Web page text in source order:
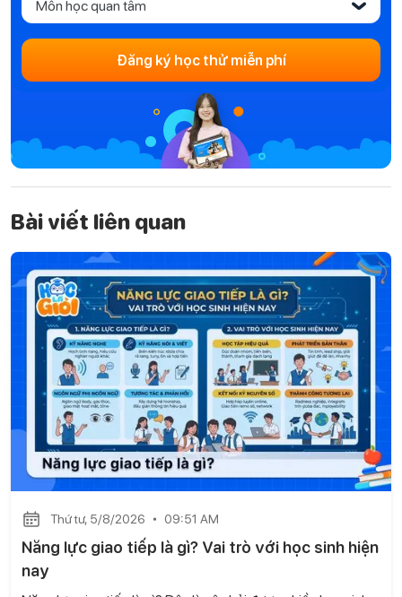
Môn học quan tâm ‹
Đăng ký học thử miễn phí
Bài viết liên quan
Thứ tư, 5/8/2026 09:51 AM
Năng lực giao tiếp là gì? Vai trò với học sinh hiện
nay